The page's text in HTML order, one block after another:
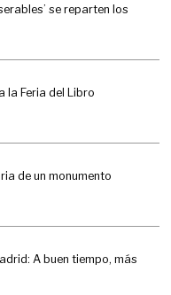
se reparten los
la Feria del Libro
de un monumento
A buen tiempo, más